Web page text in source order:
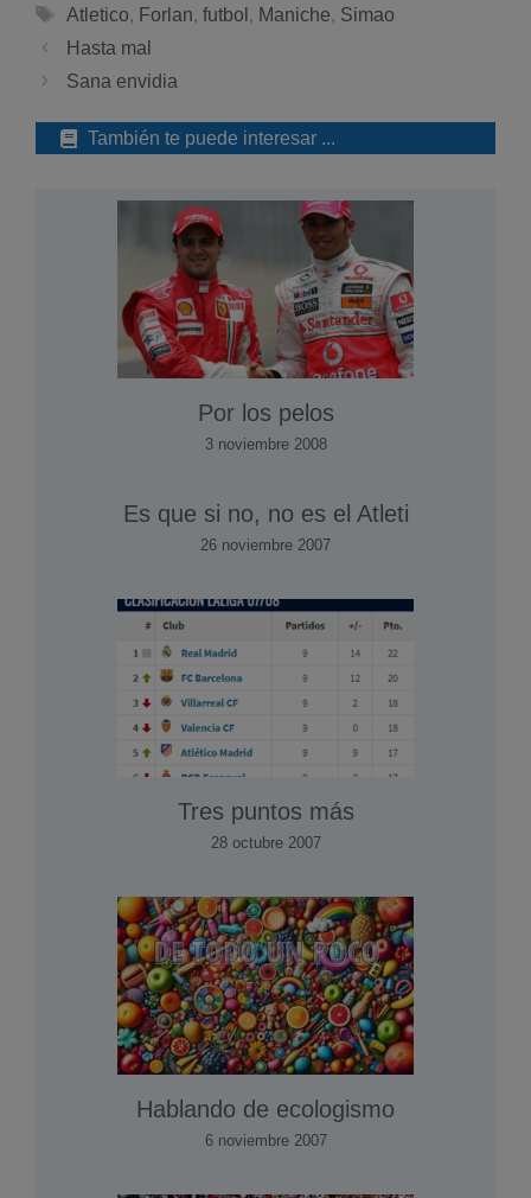
Etiquetas
Atletico, Forlan, futbol , Maniche, Simao
Hasta mal
Sana envidia
También te puede interesar ...
Por los pelos
3 noviembre 2008
Es que si no, no es el Atleti
26 noviembre 2007
Tres puntos más
28 octubre 2007
Hablando de ecologismo
6 noviembre 2007